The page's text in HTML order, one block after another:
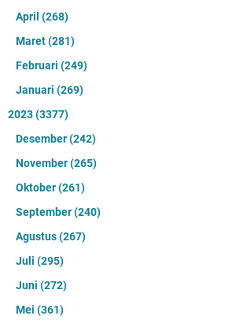
April (268)
Maret(281)
Februari (249)
Januari (269)
2023(3377)
Desember(242)
November(265)
Oktober(261)
September(240)
Agustus(267)
Juli (295)
Juni (272)
Mei (361)